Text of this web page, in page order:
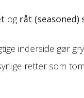
og råt (seasoned)
inderside gør
retter som